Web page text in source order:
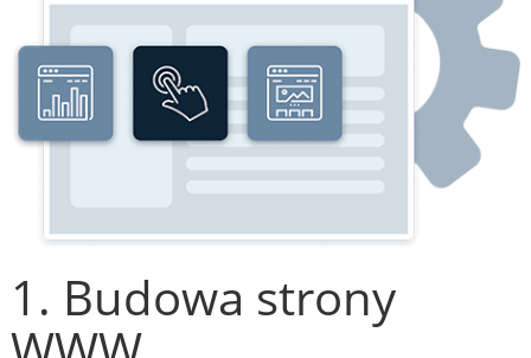
1. Budowa strony